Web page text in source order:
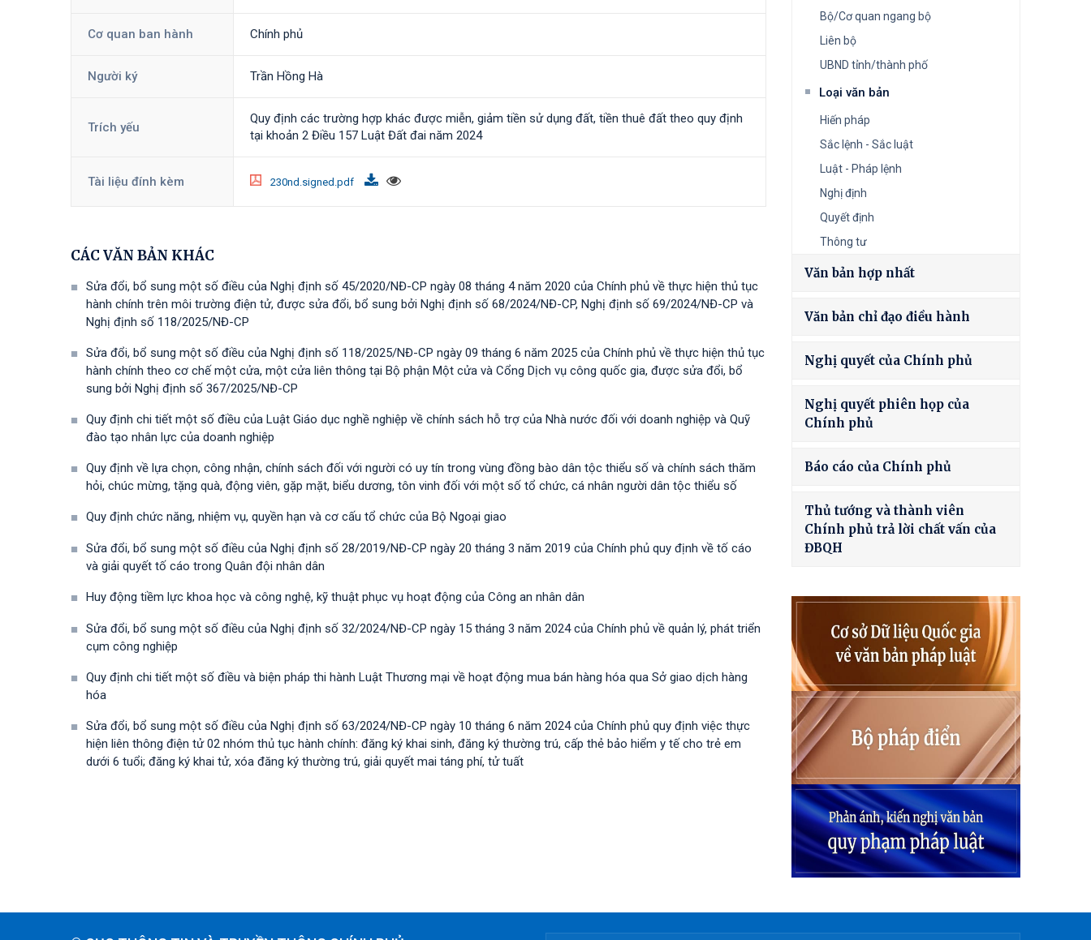
Cơ quan ban hành Chính phủ
Người ký Trần Hồng Hà
Trích yếu
Quy định các trường hợp khác được miễn, giảm tiền sử dụng đất, tiền thuê đất theo quy định
tại khoản 2 Điều 157 Luật Đất đai năm 2024
Tài liệu đính kèm 230nd.signed.pdf
CÁC VĂN BẢN KHÁC
Sửa đổi, bổ sung một số điều của Nghị định số 45/2020/NĐ-CP ngày 08 tháng 4 năm 2020 của Chính phủ về thực hiện thủ tục
hành chính trên môi trường điện tử, được sửa đổi, bổ sung bởi Nghị định số 68/2024/NĐ-CP, Nghị định số 69/2024/NĐ-CP và
Nghị định số 118/2025/NĐ-СР
Sửa đổi, bổ sung một số điều của Nghị định số 118/2025/NĐ-CP ngày 09 tháng 6 năm 2025 của Chính phủ về thực hiện thủ tục
hành chính theo cơ chế một cửa, một cửa liên thông tại Bộ phận Một cửa và Cổng Dịch vụ công quốc gia, được sửa đổi, bổ
sung bởi Nghị định số 367/2025/NĐ-СР
Quy định chi tiết một số điều của Luật Giáo dục nghề nghiệp về chính sách hỗ trợ của Nhà nước đối với doanh nghiệp và Quỹ
đào tạo nhân lực của doanh nghiệp
Quy định về lựa chọn, công nhận, chính sách đối với người có uy tín trong vùng đồng bào dân tộc thiểu số và chính sách thăm
hỏi, chúc mừng, tặng quà, động viên, gặp mặt, biểu dương, tôn vinh đối với một số tổ chức, cá nhân người dân tộc thiểu số
Quy định chức năng, nhiệm vụ, quyền hạn và cơ cấu tổ chức của Bộ Ngoại giao
Sửa đổi, bổ sung một số điều của Nghị định số 28/2019/NĐ-CР ngày 20 tháng 3 năm 2019 của Chính phủ quy định về tố cáo
và giải quyết tố cáo trong Quân đội nhân dân
Huy động tiềm lực khoa học và công nghệ, kỹ thuật phục vụ hoạt động của Công an nhân dân
Sửa đổi, bổ sung một số điều của Nghị định số 32/2024/NĐ-CP ngày 15 tháng 3 năm 2024 của Chính phủ về quản lý, phát triển
cụm công nghiệp
Quy định chi tiết một số điều và biện pháp thi hành Luật Thương mại về hoạt động mua bán hàng hóa qua Sở giao dịch hàng
hóa
Sửa đổi, bổ sung một số điều của Nghị định số 63/2024/NĐ-CP ngày 10 tháng 6 năm 2024 của Chính phủ quy định việc thực
hiện liên thông điện tử 02 nhóm thủ tục hành chính: đăng ký khai sinh, đăng ký thường trú, cấp thẻ bảo hiểm y tế cho trẻ em
dưới 6 tuổi; đăng ký khai tử, xóa đăng ký thường trú, giải quyết mai táng phí, tử tuất
Bộ/Cơ quan ngang bộ
Liên bộ
UBND tỉnh/thành phố
Loại văn bản
Hiến pháp
Sắc lệnh - Sắc luật
Luật - Pháp lệnh
Nghị định
Quyết định
Thông tư
Văn bản hợp nhất
Văn bản chỉ đạo điều hành
Nghị quyết của Chính phủ
Nghị quyết phiên họp của
Chính phủ
Báo cáo của Chính phủ
Thủ tướng và thành viên
Chính phủ trả lời chất vấn của
ĐBQH